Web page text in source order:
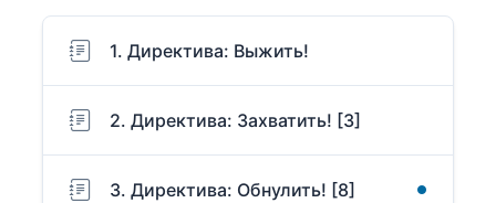
1. Директива: Выжить!
2. Директива: Захватить! [3]
3. Директива: Обнулить! [8]